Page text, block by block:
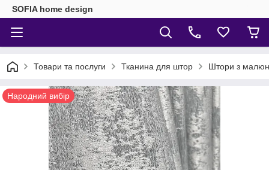
SOFIA home design
Товари та послуги Тканина для штор Штори з
Народний вибір